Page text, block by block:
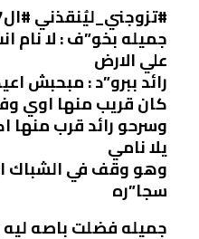
#تزوجني_ليُنقذني #ال7
جميله بخو”ف : لا نام
علي الارض
رائد ببرو”د : مبحبش
كان قريب منها اوي
وسرحو رائد قرب منها
يلا نامي
وهو وقف في الشباك
سجا”ره
جميله فضلت باصه